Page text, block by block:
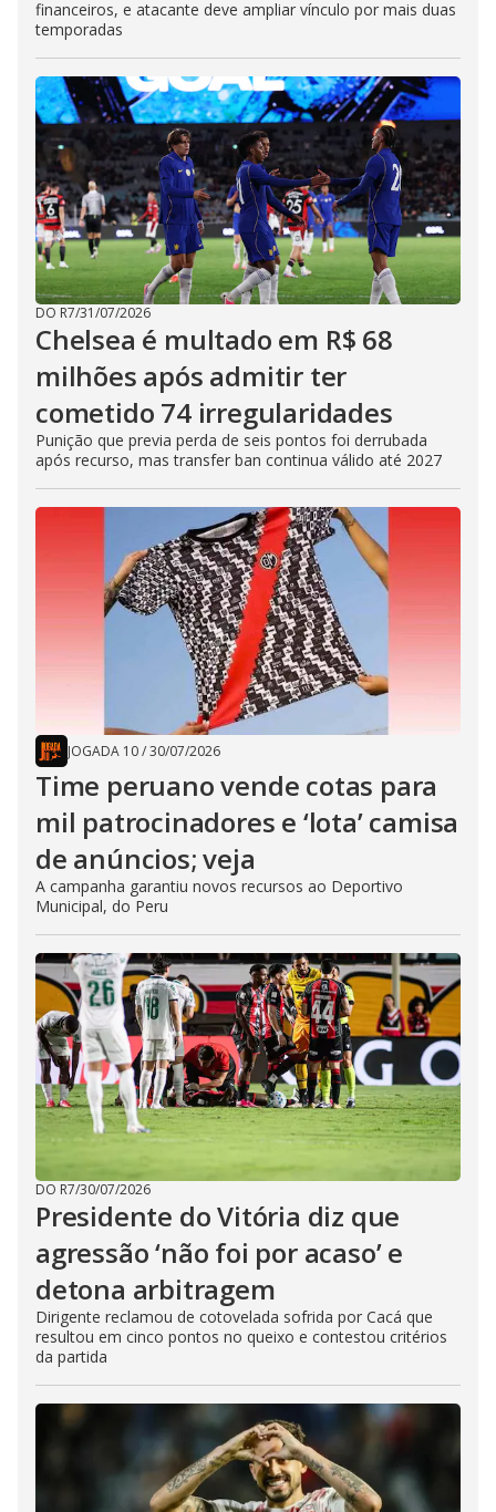
financeiros, e atacante deve ampliar vínculo por mais duas
temporadas
DO R7/31/07/2026
Chelsea é multado em R$ 68
milhões após admitir ter
cometido 74 irregularidades
Punição que previa perda de seis pontos foi derrubada
após recurso, mas transfer ban continua válido até 2027
JOGADA 10/30/07/2026
Time peruano vende cotas para
mil patrocinadores e ‘lota’ camisa
de anúncios; veja
A campanha garantiu novos recursos ao Deportivo
Municipal, do Peru
DO R7/30/07/2026
Presidente do Vitória diz que
agressão ‘não foi por acaso’ e
detona arbitragem
Dirigente reclamou de cotovelada sofrida por Cacá que
resultou em cinco pontos no queixo e contestou critérios
da partida